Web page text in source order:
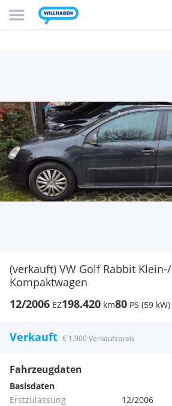
(verkauft) VW Golf Rabbit Klein-/
Kompaktwagen
12/2006 EZ198.420 km80 PS (59 kW)
Verkauft € 1.900 Verkaufspreis
Fahrzeugdaten
Basisdaten
Erstzulassung
12/2006